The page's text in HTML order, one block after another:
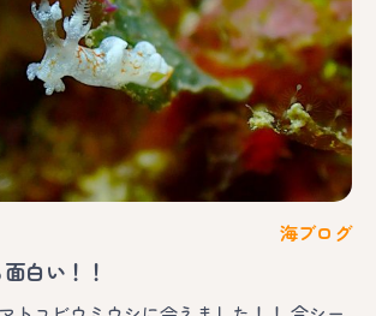
海ブログ
白い！！